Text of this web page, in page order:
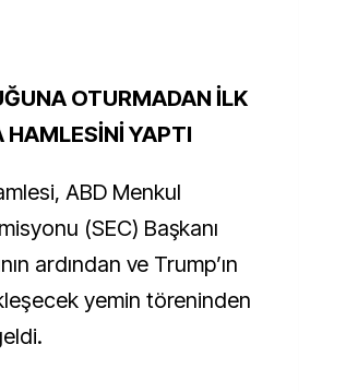
OTURMADAN İLK
HAMLESİNİ YAPTI
ABD Menkul
(SEC) Başkanı
ardından ve Trump’ın
yemin töreninden